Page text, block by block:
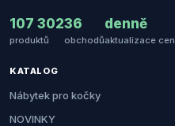
107 302
produktů
36
obchodů
denně
aktualizace cen
KATALOG
Nábytek pro kočky
NOVINKY